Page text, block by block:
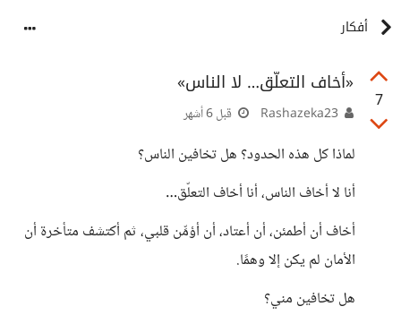
أفكار
7
«أخاف التعلّق… لا الناس»
قبل 6 أشهر
لماذا كل هذه الحدود؟ هل تخافين الناس؟
أنا لا أخاف الناس، أنا أخاف التعلّق…
أخاف أن أطمئن، أن أعتاد، أن أؤمِّن قلبي، ثم أكتشف متأخرة أن
الأمان لم يكن إلا وهمًا.
هل تخافين مني؟